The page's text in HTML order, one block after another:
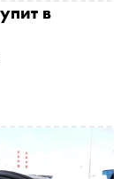
в